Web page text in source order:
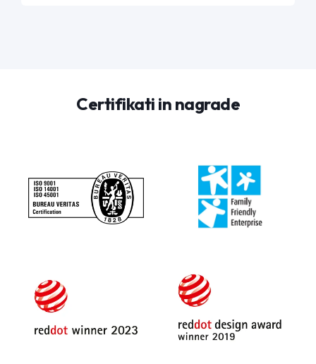
Certifikati in nagrade